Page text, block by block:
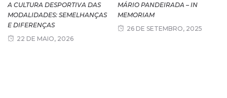
A CULTURA DESPORTIVA DAS
MODALIDADES: SEMELHANÇAS
E DIFERENÇAS
22 DE MAIO, 2026
MÁRIO PANDEIRADA – IN
MEMORIAM
26 DE SETEMBRO, 2025